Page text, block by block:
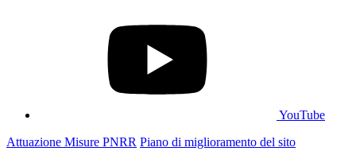
YouTube
Attuazione Misure PNRR Piano di miglioramento del sito